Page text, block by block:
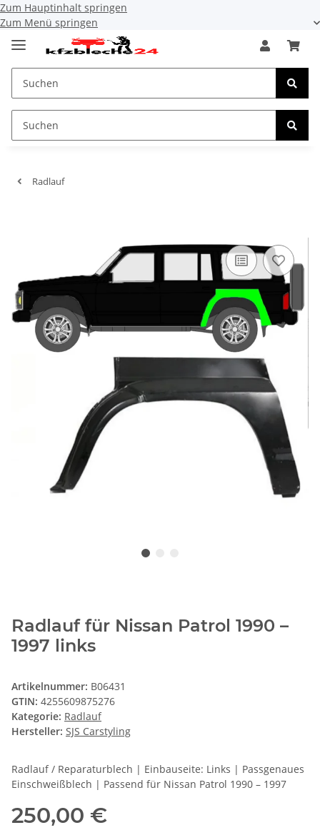
Zum Hauptinhalt springen
Zum Menü springen
Radlauf
Radlauf für Nissan Patrol 1990 –
1997 links
Artikelnummer: B06431
GTIN: 4255609875276
Kategorie: Radlauf
Hersteller: SJS Carstyling
Radlauf / Reparaturblech | Einbauseite: Links | Passgenaues
Einschweißblech | Passend für Nissan Patrol 1990 – 1997
250,00 €